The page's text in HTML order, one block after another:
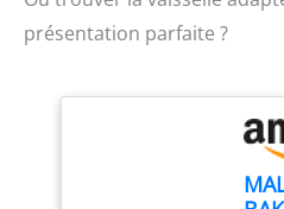
présentation parfaite ?